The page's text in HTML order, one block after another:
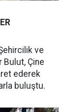
ve
Bulut, Çine
ederek
buluştu.